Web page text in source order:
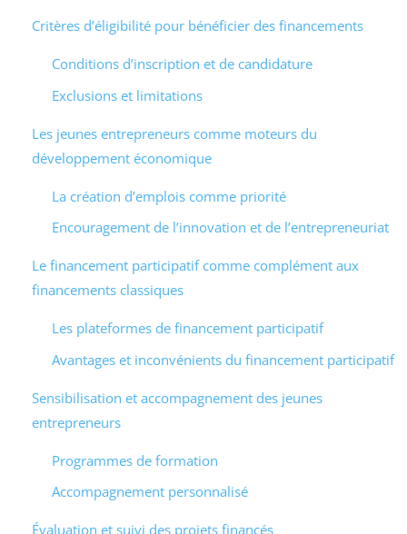
Critères d’éligibilité pour bénéficier des financements
Conditions d’inscription et de candidature
Exclusions et limitations
Les jeunes entrepreneurs comme moteurs du
développement économique
La création d’emplois comme priorité
Encouragement de l’innovation et de l’entrepreneuriat
Le financement participatif comme complément aux
financements classiques
Les plateformes de financement participatif
Avantages et inconvénients du financement participatif
Sensibilisation et accompagnement des jeunes
entrepreneurs
Programmes de formation
Accompagnement personnalisé
Évaluation et suivi des projets financés